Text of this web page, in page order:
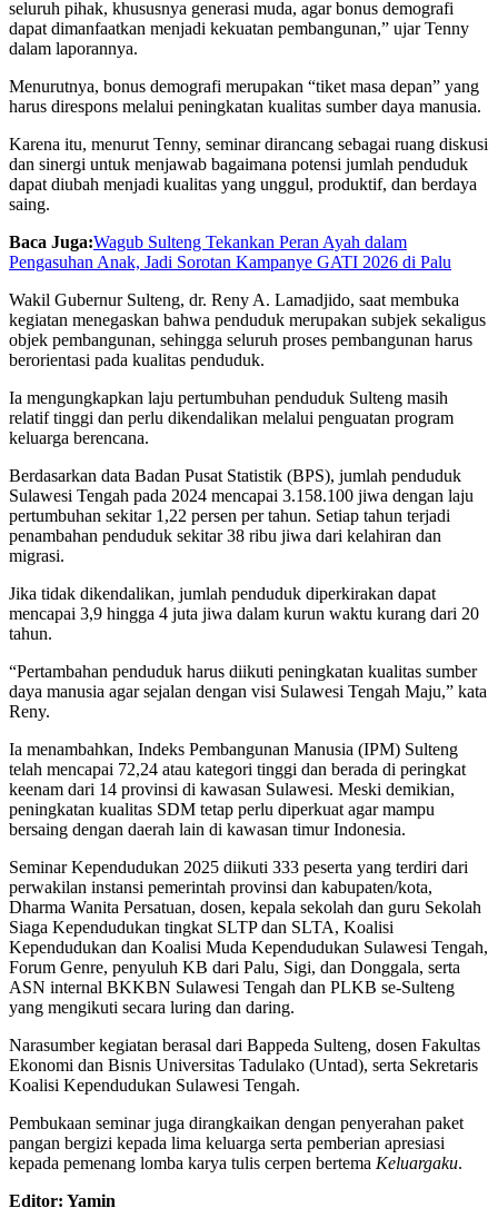
seluruh pihak, khususnya generasi muda, agar bonus demografi
dapat dimanfaatkan menjadi kekuatan pembangunan,” ujar Tenny
dalam laporannya.
Menurutnya, bonus demografi merupakan “tiket masa depan” yang
harus direspons melalui peningkatan kualitas sumber daya manusia.
Karena itu, menurut Tenny, seminar dirancang sebagai ruang diskusi
dan sinergi untuk menjawab bagaimana potensi jumlah penduduk
dapat diubah menjadi kualitas yang unggul, produktif, dan berdaya
saing.
Baca Juga:Wagub Sulteng Tekankan Peran Ayah dalam
Pengasuhan Anak, Jadi Sorotan Kampanye GATI 2026 di Palu
Wakil Gubernur Sulteng, dr. Reny A. Lamadjido, saat membuka
kegiatan menegaskan bahwa penduduk merupakan subjek sekaligus
objek pembangunan, sehingga seluruh proses pembangunan harus
berorientasi pada kualitas penduduk.
Ia mengungkapkan laju pertumbuhan penduduk Sulteng masih
relatif tinggi dan perlu dikendalikan melalui penguatan program
keluarga berencana.
Berdasarkan data Badan Pusat Statistik (BPS), jumlah penduduk
Sulawesi Tengah pada 2024 mencapai 3.158.100 jiwa dengan laju
pertumbuhan sekitar 1,22 persen per tahun. Setiap tahun terjadi
penambahan penduduk sekitar 38 ribu jiwa dari kelahiran dan
migrasi.
Jika tidak dikendalikan, jumlah penduduk diperkirakan dapat
mencapai 3,9 hingga 4 juta jiwa dalam kurun waktu kurang dari 20
tahun.
“Pertambahan penduduk harus diikuti peningkatan kualitas sumber
daya manusia agar sejalan dengan visi Sulawesi Tengah Maju,” kata
Reny.
Ia menambahkan, Indeks Pembangunan Manusia (IPM) Sulteng
telah mencapai 72,24 atau kategori tinggi dan berada di peringkat
keenam dari 14 provinsi di kawasan Sulawesi. Meski demikian,
peningkatan kualitas SDM tetap perlu diperkuat agar mampu
bersaing dengan daerah lain di kawasan timur Indonesia.
Seminar Kependudukan 2025 diikuti 333 peserta yang terdiri dari
perwakilan instansi pemerintah provinsi dan kabupaten/kota,
Dharma Wanita Persatuan, dosen, kepala sekolah dan guru Sekolah
Siaga Kependudukan tingkat SLTP dan SLTA, Koalisi
Kependudukan dan Koalisi Muda Kependudukan Sulawesi Tengah,
Forum Genre, penyuluh KB dari Palu, Sigi, dan Donggala, serta
ASN internal BKKBN Sulawesi Tengah dan PLKB se-Sulteng
yang mengikuti secara luring dan daring.
Narasumber kegiatan berasal dari Bappeda Sulteng, dosen Fakultas
Ekonomi dan Bisnis Universitas Tadulako (Untad), serta Sekretaris
Koalisi Kependudukan Sulawesi Tengah.
Pembukaan seminar juga dirangkaikan dengan penyerahan paket
pangan bergizi kepada lima keluarga serta pemberian apresiasi
kepada pemenang lomba karya tulis cerpen bertema Keluargaku.
Editor: Yamin